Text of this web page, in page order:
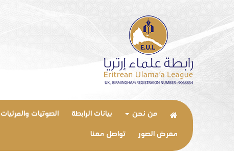
من نحن بيانات الرابطة الصوتيات والمرئيات
معرض الصور
تواصل معنا